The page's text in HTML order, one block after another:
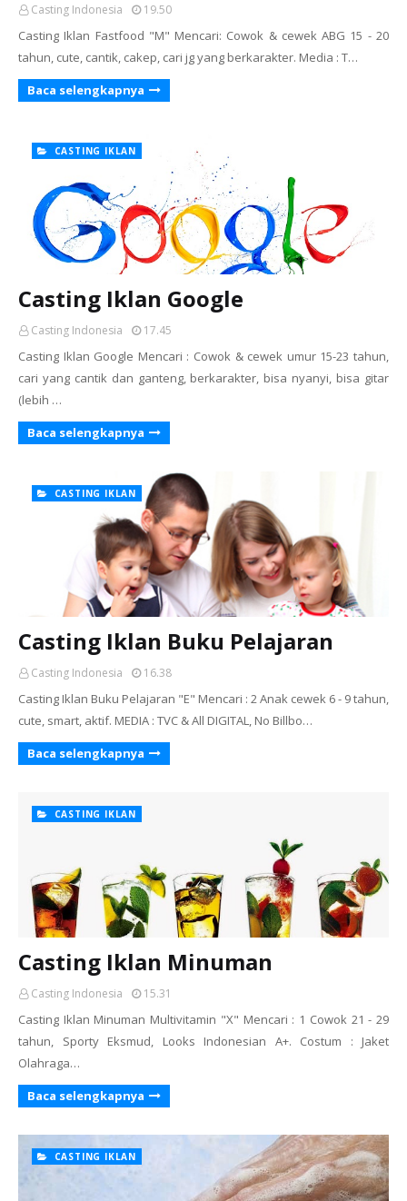
Casting Indonesia 19.50
Casting Iklan Fastfood "M" Mencari: Cowok & cewek ABG 15 - 20
tahun, cute, cantik, cakep, cari jg yang berkarakter. Media : T…
Baca selengkapnya
CASTING IKLAN
Casting Iklan Google
Casting Indonesia 17.45
Casting Iklan Google Mencari : Cowok & cewek umur 15-23 tahun,
cari yang cantik dan ganteng, berkarakter, bisa nyanyi, bisa gitar
(lebih …
Baca selengkapnya
CASTING IKLAN
Casting Iklan Buku Pelajaran
Casting Indonesia 16.38
Casting Iklan Buku Pelajaran "E" Mencari : 2 Anak cewek 6 - 9 tahun,
cute, smart, aktif. MEDIA : TVC & All DIGITAL, No Billbo…
Baca selengkapnya
CASTING IKLAN
Casting Iklan Minuman
Casting Indonesia 15.31
Casting Iklan Minuman Multivitamin "X" Mencari : 1 Cowok 21 - 29
tahun, Sporty Eksmud, Looks Indonesian A+. Costum : Jaket
Olahraga…
Baca selengkapnya
CASTING IKLAN